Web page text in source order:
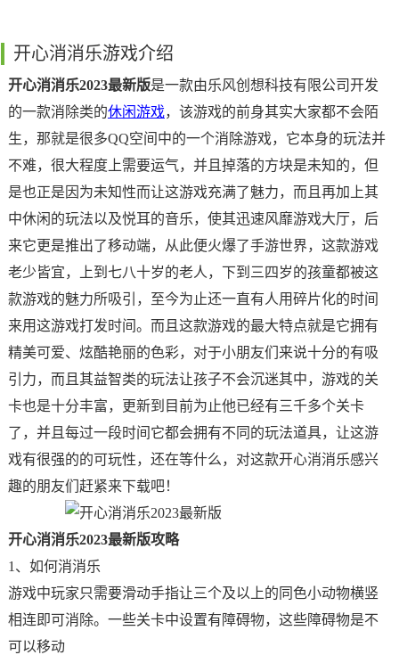
开心消消乐游戏介绍
开心消消乐2023最新版是一款由乐风创想科技有限公司开发
的一款消除类的休闲游戏，该游戏的前身其实大家都不会陌
生，那就是很多QQ空间中的一个消除游戏，它本身的玩法并
不难，很大程度上需要运气，并且掉落的方块是未知的，但
是也正是因为未知性而让这游戏充满了魅力，而且再加上其
中休闲的玩法以及悦耳的音乐，使其迅速风靡游戏大厅，后
来它更是推出了移动端，从此便火爆了手游世界，这款游戏
老少皆宜，上到七八十岁的老人，下到三四岁的孩童都被这
款游戏的魅力所吸引，至今为止还一直有人用碎片化的时间
来用这游戏打发时间。而且这款游戏的最大特点就是它拥有
精美可爱、炫酷艳丽的色彩，对于小朋友们来说十分的有吸
引力，而且其益智类的玩法让孩子不会沉迷其中，游戏的关
卡也是十分丰富，更新到目前为止他已经有三千多个关卡
了，并且每过一段时间它都会拥有不同的玩法道具，让这游
戏有很强的的可玩性，还在等什么，对这款开心消消乐感兴
趣的朋友们赶紧来下载吧！
开心消消乐2023最新版攻略
1、如何消消乐
游戏中玩家只需要滑动手指让三个及以上的同色小动物横竖
相连即可消除。一些关卡中设置有障碍物，这些障碍物是不
可以移动